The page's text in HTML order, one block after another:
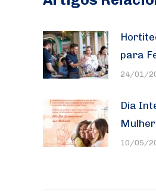
para
24/01/
Dia
10/05/